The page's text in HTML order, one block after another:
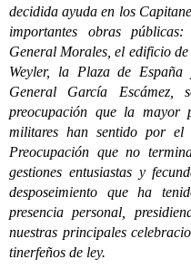
decidida ayuda en los
importantes obras
General Morales, el edificio
Weyler, la Plaza de
General García Escámez,
preocupación que la mayor
militares han sentido por el
Preocupación que no
gestiones entusiastas y
desposeimiento que ha
presencia personal,
nuestras principales
tinerfeños de ley.